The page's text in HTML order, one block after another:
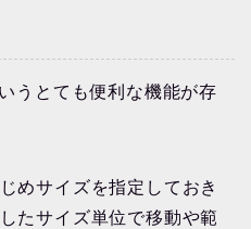
うとても便利な機能が存
めサイズを指定しておき
たサイズ単位で移動や範